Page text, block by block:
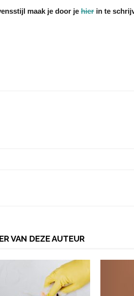
maak je door je hier in te
VAN DEZE AUTEUR